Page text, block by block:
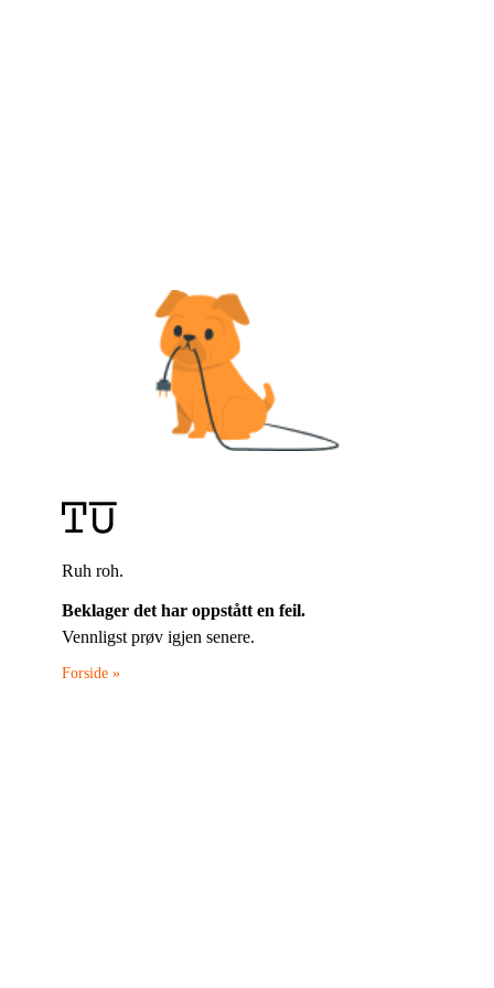
Ruh roh.
Beklager det har oppstått en feil.
Vennligst prøv igjen senere.
Forside »